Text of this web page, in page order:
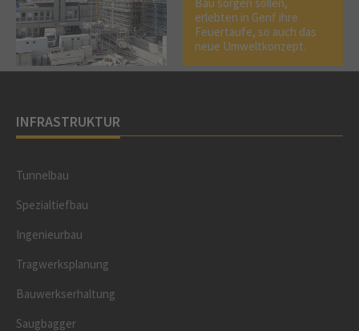
Bau sorgen sollen,
erlebten in Genf ihre
Feuertaufe, so auch das
neue Umweltkonzept.
INFRASTRUKTUR
Tunnelbau
Spezialtiefbau
Ingenieurbau
Tragwerksplanung
Bauwerkserhaltung
Saugbagger